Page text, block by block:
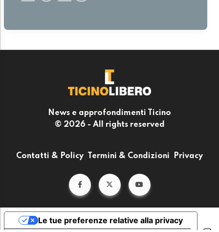
News e approfondimenti Ticino
© 2026 - All rights reserved
Contatti & Policy Termini & Condizioni Privacy
Le tue preferenze relative alla privacy